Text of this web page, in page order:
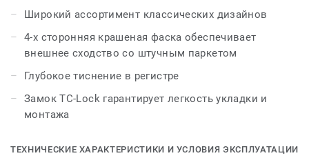
естественную красоту дерева. В коллекции
используется эффект массивной доски и 4-х
сторонняя фаска. Усиленная влагостойкость
благодаря усовершенствованной технологии защиты
ламината от влаги – PRO Tech3S. А замок TC-Lock
истиранию ламината – (AC5) соответствует 33 классу
применения.
Широкий ассортимент классических дизайнов
4-х сторонняя крашеная фаска обеспечивает
внешнее сходство со штучным паркетом
Глубокое тиснение в регистре
Замок TC-Lock гарантирует легкость укладки и
монтажа
ТЕХНИЧЕСКИЕ ХАРАКТЕРИСТИКИ И УСЛОВИЯ ЭКСПЛУАТАЦИИ